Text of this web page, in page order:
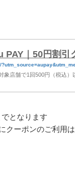
｜50円割
店舗で1回500円（税込
となります
クーポンのご利用